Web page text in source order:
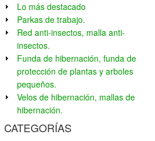
Lo más destacado
Parkas de trabajo.
Red anti-insectos, malla anti-
insectos.
Funda de hibernación, funda de
protección de plantas y arboles
pequeños.
Velos de hibernación, mallas de
hibernación.
CATEGORÍAS